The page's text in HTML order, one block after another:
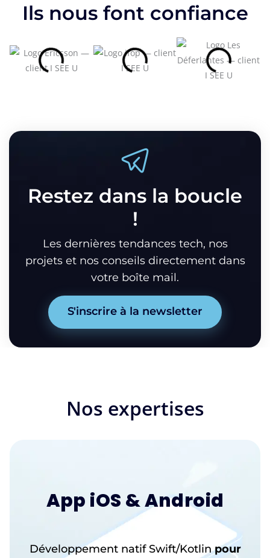
Ils nous font confiance
Restez dans la boucle
!
Les dernières tendances tech, nos
projets et nos conseils directement dans
votre boîte mail.
S'inscrire à la newsletter
Nos expertises
App iOS & Android
Développement natif Swift/Kotlinpour